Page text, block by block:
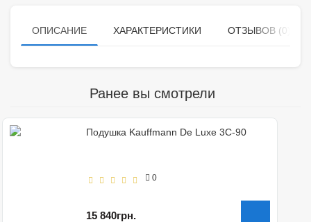
ОПИСАНИЕ ХАРАКТЕРИСТИКИ ОТЗЫВОВ (0)
Ранее вы смотрели
Подушка Kauffmann De Luxe 3C-90
0
15 840грн.